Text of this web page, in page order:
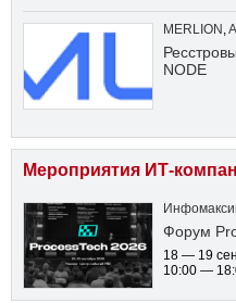
MERLION
NODE
Мероприятия ИТ-
Форум
18 — 19
10:00 —